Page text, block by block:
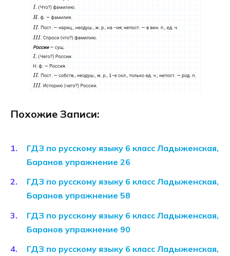
Похожие Записи:
ГДЗ по русскому языку 6 класс Ладыженская,
Баранов упражнение 26
ГДЗ по русскому языку 6 класс Ладыженская,
Баранов упражнение 58
ГДЗ по русскому языку 6 класс Ладыженская,
Баранов упражнение 90
ГДЗ по русскому языку 6 класс Ладыженская,